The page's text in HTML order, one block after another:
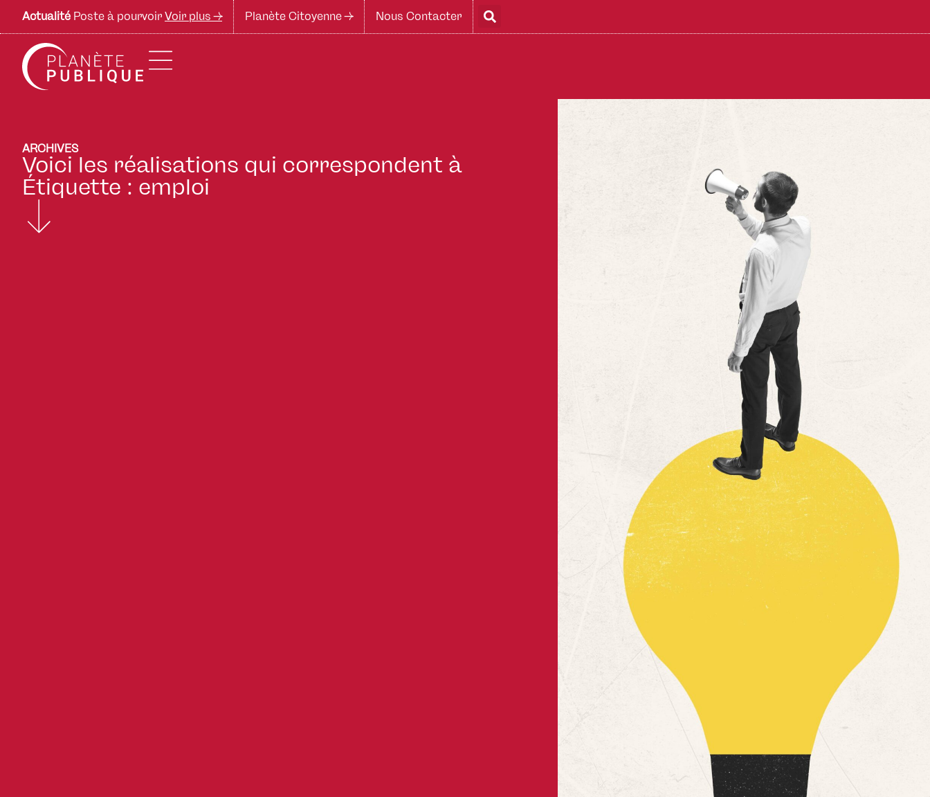
Planète Citoyenne -> Nous Contacter
Actualité Poste à pourvoir Voir plus ->
ARCHIVES
Voici les réalisations qui correspondent à
Étiquette : emploi